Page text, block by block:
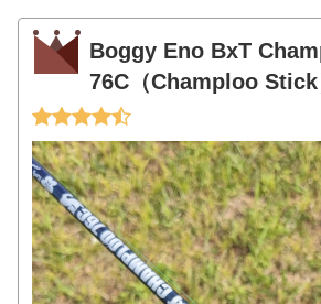
Boggy Eno BxT
76C（Champloo Stick